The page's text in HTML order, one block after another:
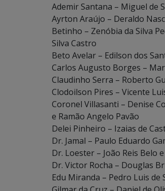
Ademir Santana – Miguel de
Ayrton Araújo – Deraldo
Betinho – Zenóbia da Silva
Silva Castro
Beto Avelar – Edilson dos
Carlos Augusto Borges –
Claudinho Serra – Roberto
Clodoilson Pires – Vicente
Coronel Villasanti – Denise
e Ramão Angelo Pavão
Delei Pinheiro – Izaias de
Dr. Jamal – Paulo Eduardo
Dr. Loester – João Reis Belo
Dr. Victor Rocha – Douglas
Edu Miranda – Pedro Luis de